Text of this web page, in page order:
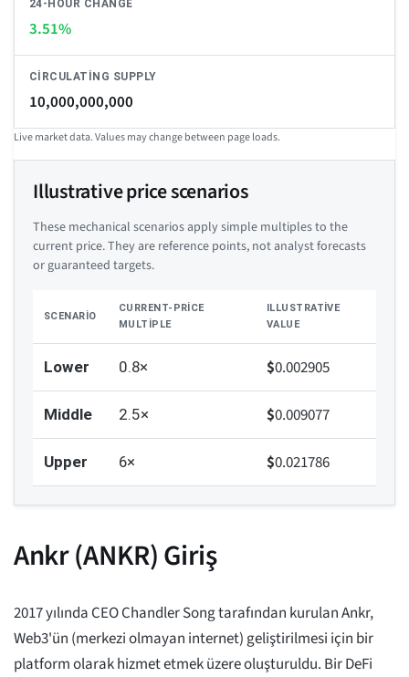
24-HOUR CHANGE
3.51%
CIRCULATING SUPPLY
10,000,000,000
Live market data. Values may change between page loads.
Illustrative price scenarios
These mechanical scenarios apply simple multiples to the
current price. They are reference points, not analyst forecasts
or guaranteed targets.
SCENARIO
CURRENT-PRICE
MULTIPLE
ILLUSTRATIVE
VALUE
Lower 0.8× $0.002905
Middle 2.5× $0.009077
Upper 6× $0.021786
Ankr (ANKR) Giriş
2017 yılında CEO Chandler Song tarafından kurulan Ankr,
Web3'ün (merkezi olmayan internet) geliştirilmesi için bir
platform olarak hizmet etmek üzere oluşturuldu. Bir DeFi